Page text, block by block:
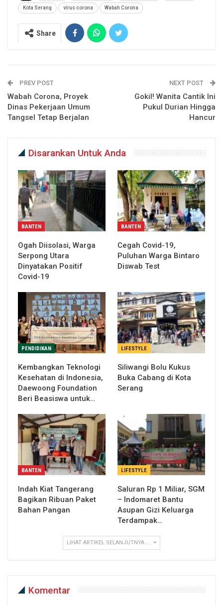
Kota Serang virus corona Wabah Corona
Share
PREV POST
Wabah Corona, Proyek
Dinas Pekerjaan Umum
Tangsel Tetap Berjalan
NEXT POST
Gokil! Wanita Cantik Ini
Pukul Durian Hingga
Hancur
Disarankan Untuk Anda
BANTEN
Ogah Diisolasi, Warga
Serpong Utara
Dinyatakan Positif
Covid-19
BANTEN
Cegah Covid-19,
Puluhan Warga Bintaro
Diswab Test
PENDIDIKAN
Kembangkan Teknologi
Kesehatan di Indonesia,
Daewoong Foundation
Beri Beasiswa untuk…
LIFESTYLE
Siliwangi Bolu Kukus
Buka Cabang di Kota
Serang
BANTEN
Indah Kiat Tangerang
Bagikan Ribuan Paket
Bahan Pangan
LIFESTYLE
Saluran Rp 1 Miliar, SGM
– Indomaret Bantu
Asupan Gizi Keluarga
Terdampak…
LIHAT ARTIKEL SELANJUTNYA ...
Komentar